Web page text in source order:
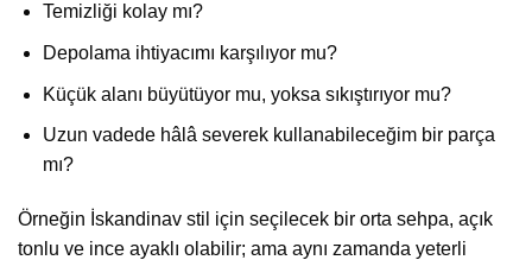
Temizliği kolay mı?
Depolama ihtiyacımı karşılıyor mu?
Küçük alanı büyütüyor mu, yoksa sıkıştırıyor mu?
Uzun vadede hâlâ severek kullanabileceğim bir parça
mı?
Örneğin İskandinav stil için seçilecek bir orta sehpa, açık
tonlu ve ince ayaklı olabilir; ama aynı zamanda yeterli